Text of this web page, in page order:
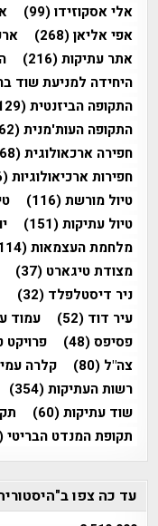
אלי אסקוזידו(99)
אפי אליאן(268)
אתר עתיקות(216)
היחידה למניעת שוד
התקופה הביזנטית(129)
התקופה העות'מנית(62)
חפירה ארכאולוגית(168)
חפירות ארכיאולוגיות(166)
טיול מורשת(116)
טיול עתיקות(151)
מלחמת העצמאות(114)
מצודת טיגארט (37)
ניר דיסטלפלד (32)
עיר דוד (52) עמוד
פסיפס(48) פרויקט
צה"ל (80) קלרה
רשות העתיקות(354)
שוד עתיקות(60)
תקופת המנדט הבריטי
עד כה צפו